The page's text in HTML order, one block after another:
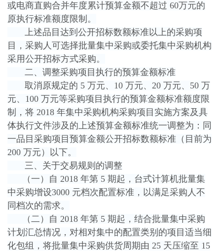
或电商直购合并年度累计预算金额不超过 60万元的
原执行标准额度限制。
上述品目达到公开招标数额标准以上的采购项
目，采购人可选择批量集中采购或委托集中采购机构
采用公开招标方式采购。
二、调整采购项目执行的预算金额标准
取消原规定的 5 万元、10 万元、20 万元、50 万
元、100 万元等采购项目执行的预算金额标准额度限
制，将 2018 年集中采购机构采购项目实施方案及具
体执行文件涉及的上述预算金额标准统一调整为：同
一品目采购项目预算金额公开招标数额标准（目前为
200 万元）以下。
三、关于交易规则的调整
（一）自 2018 年第 5 期起，台式计算机批量集
中采购增设3000 元档次配置标准，以满足采购人不
同档次的需求。
（二）自 2018 年第 5 期起，结合批量集中采购
计划汇总情况，对相对集中的配置类别的项目适当细
化包组，将批量集中采购供货周期由 25 天压缩至 15